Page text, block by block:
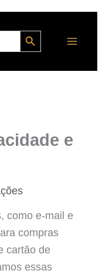
Search Button
e
como e-mail e
compras
cartão de
essas